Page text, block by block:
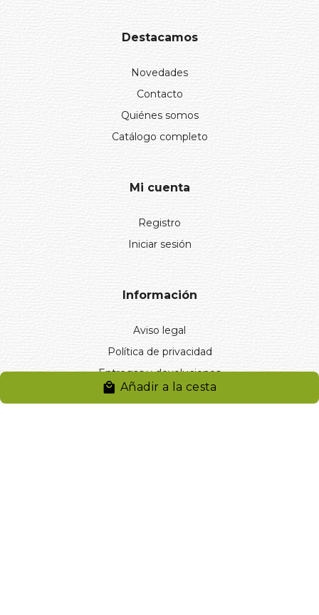
Añadir a la cesta
Destacamos
Novedades
Contacto
Quiénes somos
Catálogo completo
Mi cuenta
Registro
Iniciar sesión
Información
Aviso legal
Política de privacidad
Entregas y devoluciones
Desistimiento